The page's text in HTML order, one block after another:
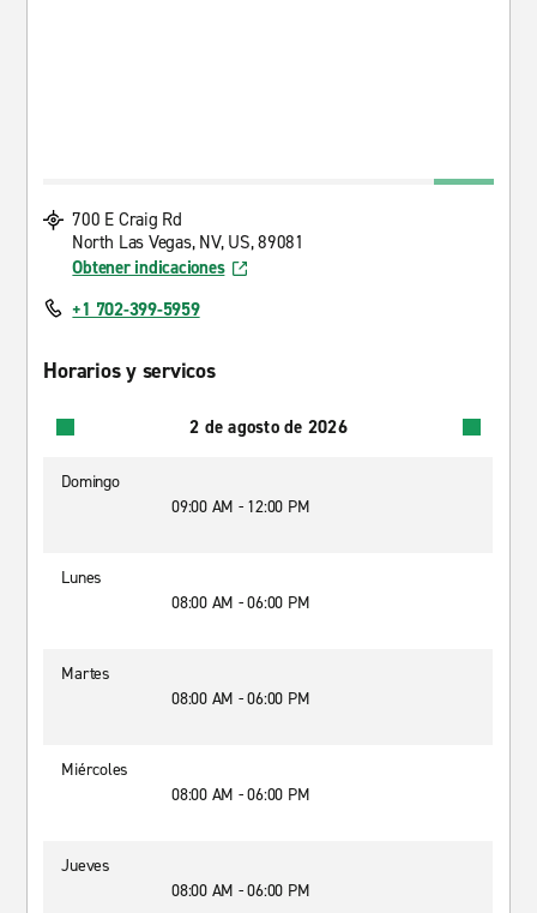
700 E Craig Rd
North Las Vegas, NV, US, 89081
Obtener indicaciones
+1 702-399-5959
Horarios y servicos
2 de agosto de 2026
Domingo
09:00 AM - 12:00 PM
Lunes
08:00 AM - 06:00 PM
Martes
08:00 AM - 06:00 PM
Miércoles
08:00 AM - 06:00 PM
Jueves
08:00 AM - 06:00 PM